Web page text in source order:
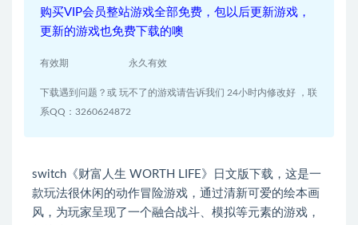
购买VIP会员整站游戏全部免费，包以后更新游戏，
更新的游戏也免费下载的噢
有效期 永久有效
下载遇到问题？或 玩不了的游戏请告诉我们 24小时内修改好 ，联
系QQ：3260624872
switch《财富人生 WORTH LIFE》日文版下载，这是一
款玩法很休闲的动作冒险游戏，通过清新可爱的绘本画
风，为玩家呈现了一个融合战斗、模拟等元素的游戏，